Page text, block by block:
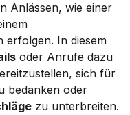
Anlässen, wie einer
erfolgen. In diesem
oder Anrufe dazu
sich für
bedanken oder
zu unterbreiten.